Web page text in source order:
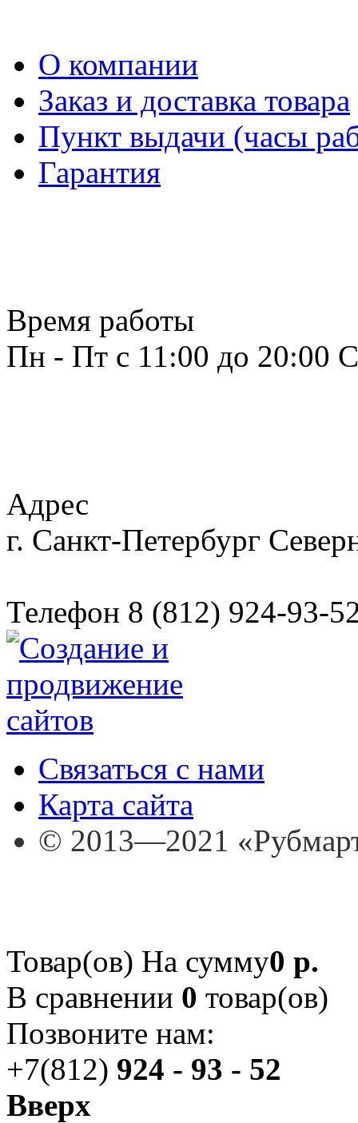
О компании
Заказ и доставка товара
Пункт выдачи (часы
Гарантия
Время работы
Пн - Пт с 11:00 до 20:00
Адрес
г. Санкт-Петербург
Телефон 8 (812) 924-93-
Связаться с нами
Карта сайта
© 2013—2021
Товар(ов) На сумму0 р.
В сравнении 0 товар(ов)
Позвоните нам:
+7(812) 924 - 93 - 52
Вверх